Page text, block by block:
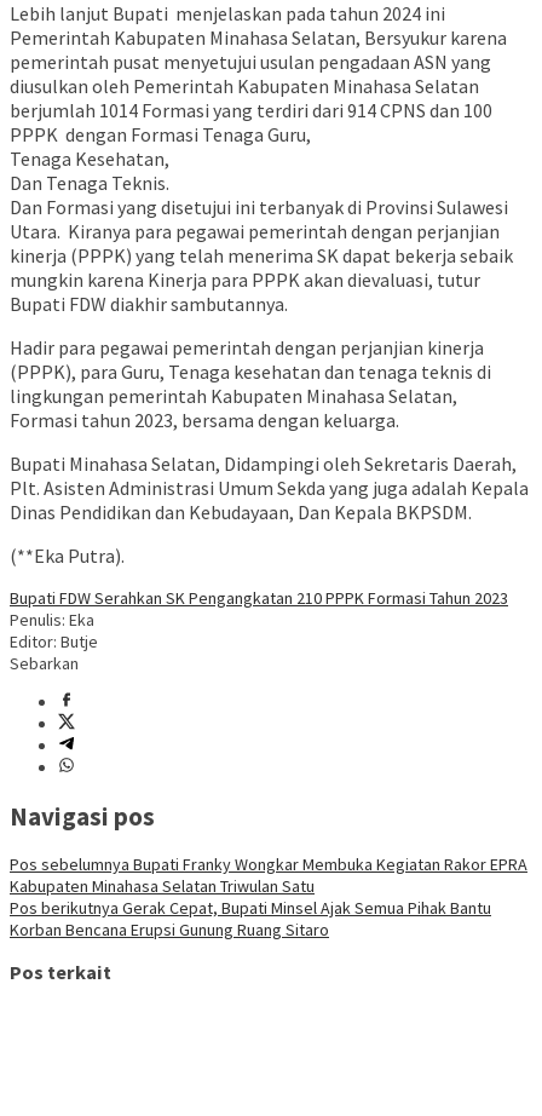
Lebih lanjut Bupati menjelaskan pada tahun 2024 ini
Pemerintah Kabupaten Minahasa Selatan, Bersyukur karena
pemerintah pusat menyetujui usulan pengadaan ASN yang
diusulkan oleh Pemerintah Kabupaten Minahasa Selatan
berjumlah 1014 Formasi yang terdiri dari 914 CPNS dan 100
PPPK dengan Formasi Tenaga Guru,
Tenaga Kesehatan,
Dan Tenaga Teknis.
Dan Formasi yang disetujui ini terbanyak di Provinsi Sulawesi
Utara. Kiranya para pegawai pemerintah dengan perjanjian
kinerja (PPPK) yang telah menerima SK dapat bekerja sebaik
mungkin karena Kinerja para PPPK akan dievaluasi, tutur
Bupati FDW diakhir sambutannya.
Hadir para pegawai pemerintah dengan perjanjian kinerja
(PPPK), para Guru, Tenaga kesehatan dan tenaga teknis di
lingkungan pemerintah Kabupaten Minahasa Selatan,
Formasi tahun 2023, bersama dengan keluarga.
Bupati Minahasa Selatan, Didampingi oleh Sekretaris Daerah,
Plt. Asisten Administrasi Umum Sekda yang juga adalah Kepala
Dinas Pendidikan dan Kebudayaan, Dan Kepala BKPSDM.
(**Eka Putra).
Bupati FDW Serahkan SK Pengangkatan 210 PPPK Formasi Tahun 2023
Penulis: Eka
Editor: Butje
Sebarkan
Navigasi pos
Pos sebelumnya Bupati Franky Wongkar Membuka Kegiatan Rakor EPRA
Kabupaten Minahasa Selatan Triwulan Satu
Pos berikutnya Gerak Cepat, Bupati Minsel Ajak Semua Pihak Bantu
Korban Bencana Erupsi Gunung Ruang Sitaro
Pos terkait